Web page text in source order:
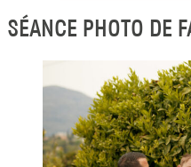
SÉANCE PHOTO DE